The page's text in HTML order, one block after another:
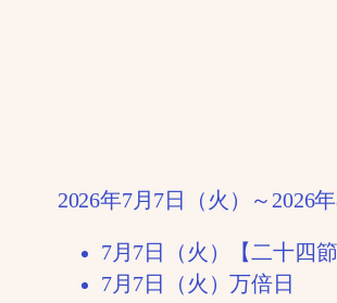
2026年7月7日（火）～2026
7月7日（火）【二十四
7月7日（火）万倍日